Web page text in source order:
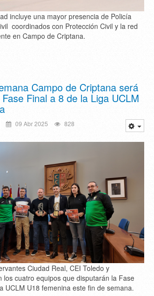
incluye una mayor presencia de Policía
coordinados con Protección Civil y la red
en Campo de Criptana.
Campo de Criptana será
Final a 8 de la Liga UCLM
09 Abr 2025 828
Ciudad Real, CEI Toledo y
los cuatro equipos que disputarán la Fase
UCLM U18 femenina este fin de semana.